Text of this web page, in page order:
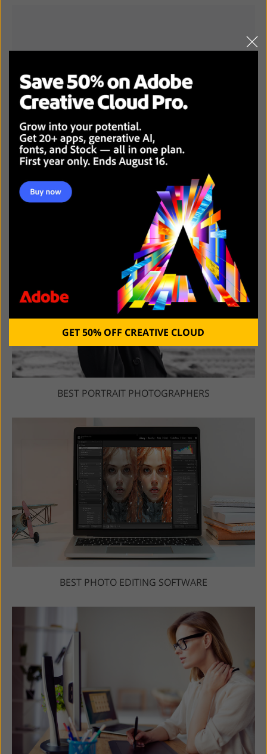
ADOBE STOCK INGYEN
RECENT POSTS:
BEST PORTRAIT PHOTOGRAPHERS
BEST PHOTO EDITING SOFTWARE
GET 50% OFF CREATIVE CLOUD